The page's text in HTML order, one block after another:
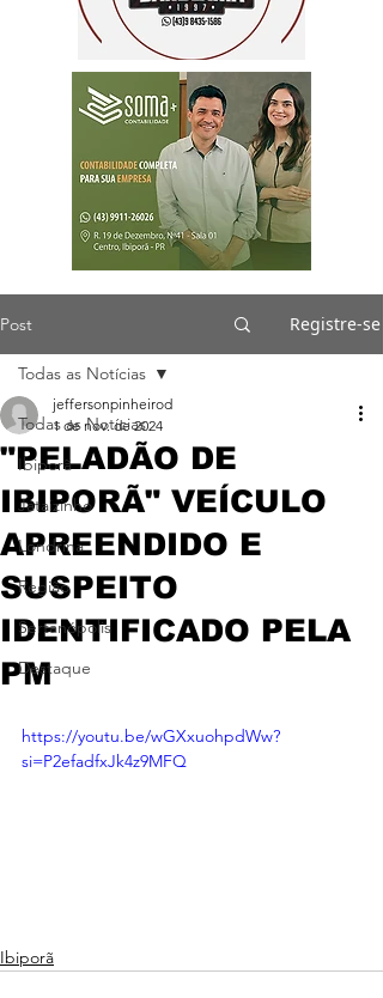
Post Registre-se
Todas as Notícias
Ibiporã
Jataizinho
Londrina
Região
Sertanópolis
Destaque
Todas as Notícias
"PELADÃO DE
IBIPORÃ" VEÍCULO
APREENDIDO E
SUSPEITO
IDENTIFICADO PELA
PM
jeffersonpinheirod
1 de nov. de 2024
https://youtu.be/wGXxuohpdWw?
si=P2efadfxJk4z9MFQ
Ibiporã